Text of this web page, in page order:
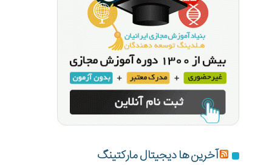
آخرین ها دیجیتال مارکتینگ